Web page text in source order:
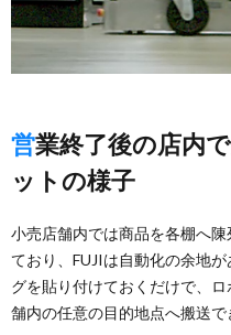
営業終了後の店内でかご車を搬送するロボ
ットの様子
小売店舗内では商品を各棚へ
ており、FUJIは自動化の余地
グを貼り付けておくだけで、
舗内の任意の目的地点へ搬送で